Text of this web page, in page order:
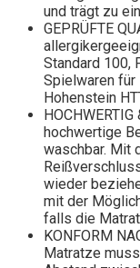
und trägt zu
GEPRÜFTE
Standard 100,
Spielwaren für
Hohenstein
hochwertige
waschbar. Mit
wieder
mit der
falls die
KONFORM
Matratze